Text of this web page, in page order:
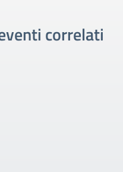
correlati